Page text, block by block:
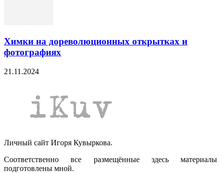
Химки на дореволюционных открытках и
фотографиях
21.11.2024
Личный сайт Игоря Кувыркова.
Соответственно все размещённые здесь материалы
подготовлены мной.